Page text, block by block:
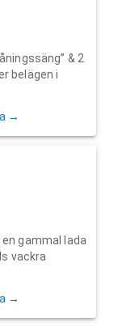
& 2
belägen i
→
gammal lada
vackra
→